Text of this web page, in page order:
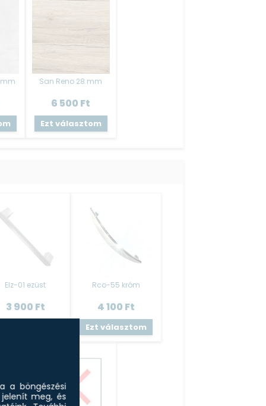
mm San Reno 28 mm
6 500 Ft
Ezt választom
Elz-01 ezüst
3 900 Ft
Rco-55 króm
4 100 Ft
Ezt választom
a böngészési
meg, és